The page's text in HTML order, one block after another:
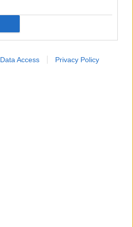
Data Access Privacy Policy